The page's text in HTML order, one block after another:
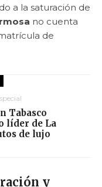
a la saturación de
no cuenta
de
Tabasco
líder de La
de lujo
y